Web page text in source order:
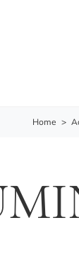
Home >